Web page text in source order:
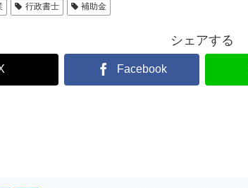
行政書士 補助金
シェアする
Facebook